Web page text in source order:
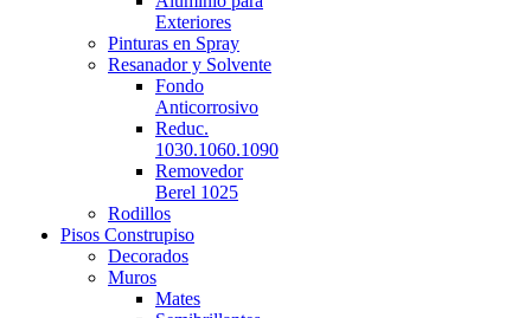
Exteriores
Pinturas en Spray
Resanador y Solvente
Fondo
Anticorrosivo
Reduc.
1030.1060.1090
Removedor
Berel 1025
Rodillos
Pisos Construpiso
Decorados
Muros
Mates